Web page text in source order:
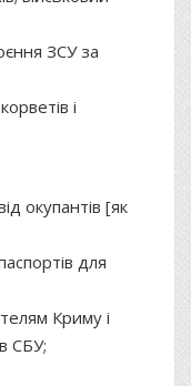
ЗСУ за
і
окупантів [як
для
Криму і
СБУ;